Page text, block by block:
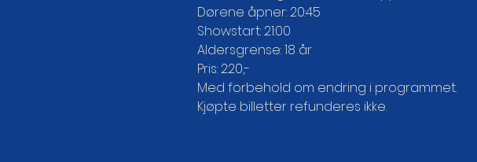
Dørene åpner: 20:45
Showstart: 21:00
Aldersgrense: 18 år
Pris: 220,-
Med forbehold om endring i programmet.
Kjøpte billetter refunderes ikke.